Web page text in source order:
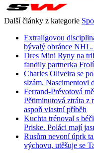
Další články z kategorie
Extraligovou
bývalý obránce
Dres Mini Ryny na
fandily partnerka
Charles Oliveira se
slzám. Nascimentovi
Ferrand-Prévotová
Pětiminutová ztráta z
aspoň vlastní příběh
Kuchta trénoval s
Priske. Poláci mají
Rusům nevoní úprk
výchovu, utěšuje se